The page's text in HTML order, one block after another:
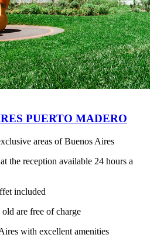
PUERTO MADERO
areas of Buenos Aires
the reception available 24 hours a
included
are free of charge
with excellent amenities